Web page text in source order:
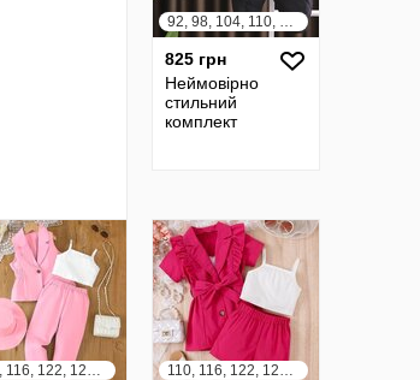
92, 98, 104, 110, 116, 122
825 грн
Неймовірно
стильний
комплект
110, 116, 122, 128, 134, 140 110, 116, 122, 128, 134, 140